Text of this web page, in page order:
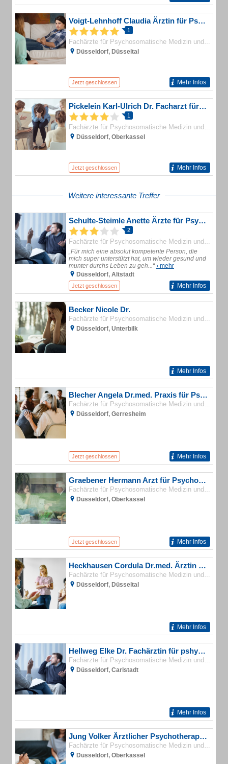
Voigt-Lehnhoff Claudia Ärztin für Psychotherapie
1
Fachärzte für Psychosomatische Medizin und Psychotherapie
Düsseldorf, Düsseltal
Jetzt geschlossen Mehr Infos
Pickelein Karl-Ulrich Dr. Facharzt für Psychotherapeutische Medizin
1
Fachärzte für Psychosomatische Medizin und Psychotherapie
Düsseldorf, Oberkassel
Jetzt geschlossen Mehr Infos
Weitere interessante Treffer
Schulte-Steimle Anette Ärzte für Psychotherapeutische Medizin
2
Fachärzte für Psychosomatische Medizin und Psychotherapie
„Für mich eine absolut kompetente Person, die
mich super unterstützt hat, um wieder gesund und
munter durchs Leben zu geh...“› mehr
Düsseldorf, Altstadt
Jetzt geschlossen Mehr Infos
Becker Nicole Dr.
Fachärzte für Psychosomatische Medizin und Psychotherapie
Düsseldorf, Unterbilk
Mehr Infos
Blecher Angela Dr.med. Praxis für Psychotherapie
Fachärzte für Psychosomatische Medizin und Psychotherapie
Düsseldorf, Gerresheim
Jetzt geschlossen Mehr Infos
Graebener Hermann Arzt für Psychotherapie
Fachärzte für Psychosomatische Medizin und Psychotherapie
Düsseldorf, Oberkassel
Jetzt geschlossen Mehr Infos
Heckhausen Cordula Dr.med. Ärztin für Psychotherapeutische Medizin
Fachärzte für Psychosomatische Medizin und Psychotherapie
Düsseldorf, Düsseltal
Mehr Infos
Hellweg Elke Dr. Fachärztin für pshychotherapeutische Medizin
Fachärzte für Psychosomatische Medizin und Psychotherapie
Düsseldorf, Carlstadt
Mehr Infos
Jung Volker Ärztlicher Psychotherapeut
Fachärzte für Psychosomatische Medizin und Psychotherapie
Düsseldorf, Oberkassel